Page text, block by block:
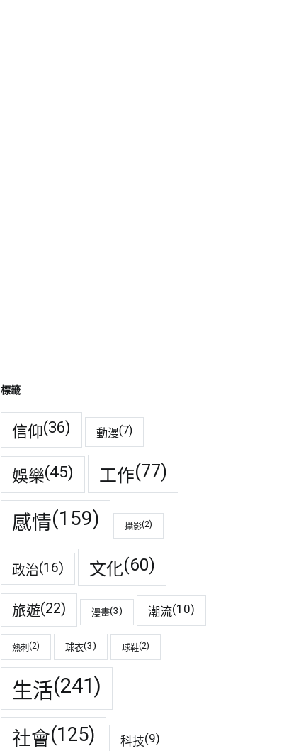
標籤
信仰(36) 動漫(7)
娛樂(45) 工作(77)
感情(159) 攝影(2)
政治(16) 文化(60)
旅遊(22) 漫畫(3) 潮流(10)
熱刺 (2) 球衣(3) 球鞋(2)
生活(241)
社會(125) 科技(9)